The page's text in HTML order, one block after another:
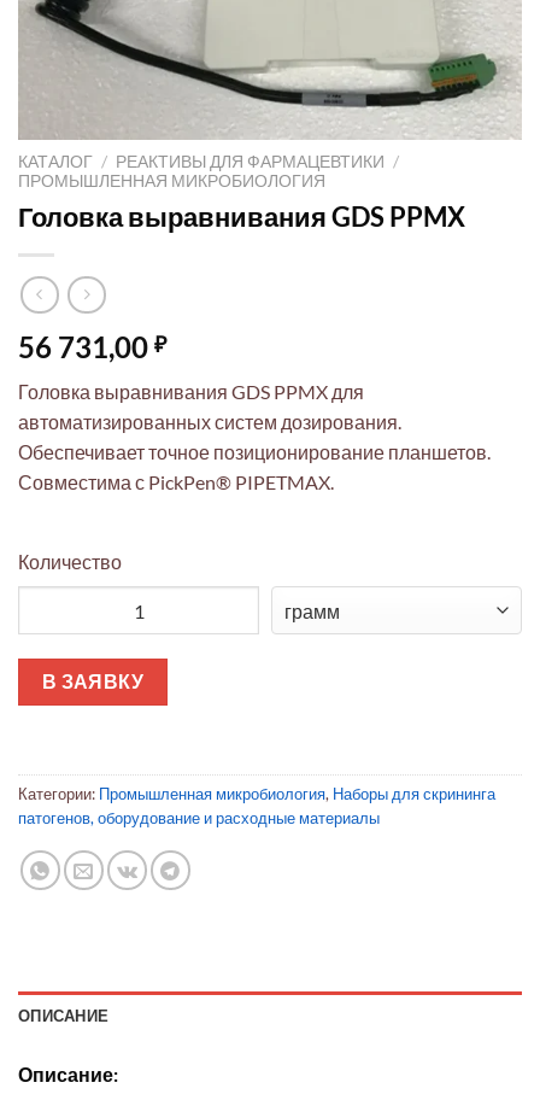
КАТАЛОГ / РЕАКТИВЫ ДЛЯ ФАРМАЦЕВТИКИ /
ПРОМЫШЛЕННАЯ МИКРОБИОЛОГИЯ
Головка выравнивания GDS PPMX
56 731,00 ₽
Головка выравнивания GDS PPMX для
автоматизированных систем дозирования.
Обеспечивает точное позиционирование планшетов.
Совместима с PickPen® PIPETMAX.
Количество
В ЗАЯВКУ
Категории: Промышленная микробиология, Наборы для скрининга
патогенов, оборудование и расходные материалы
ОПИСАНИЕ
Описание: